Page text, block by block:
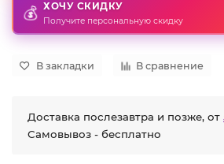
💰 ХОЧУ СКИДКУ
Получите персональную скидку
В закладки В сравнение
Доставка послезавтра и позже, от
Самовывоз - бесплатно